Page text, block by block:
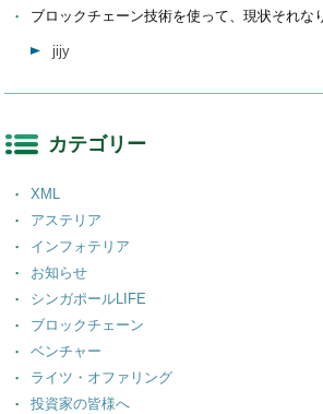
ブロックチェーン技術を使って、現状それな
jijy
カテゴリー
XML
アステリア
インフォテリア
お知らせ
シンガポールLIFE
ブロックチェーン
ベンチャー
ライツ・オファリング
投資家の皆様へ